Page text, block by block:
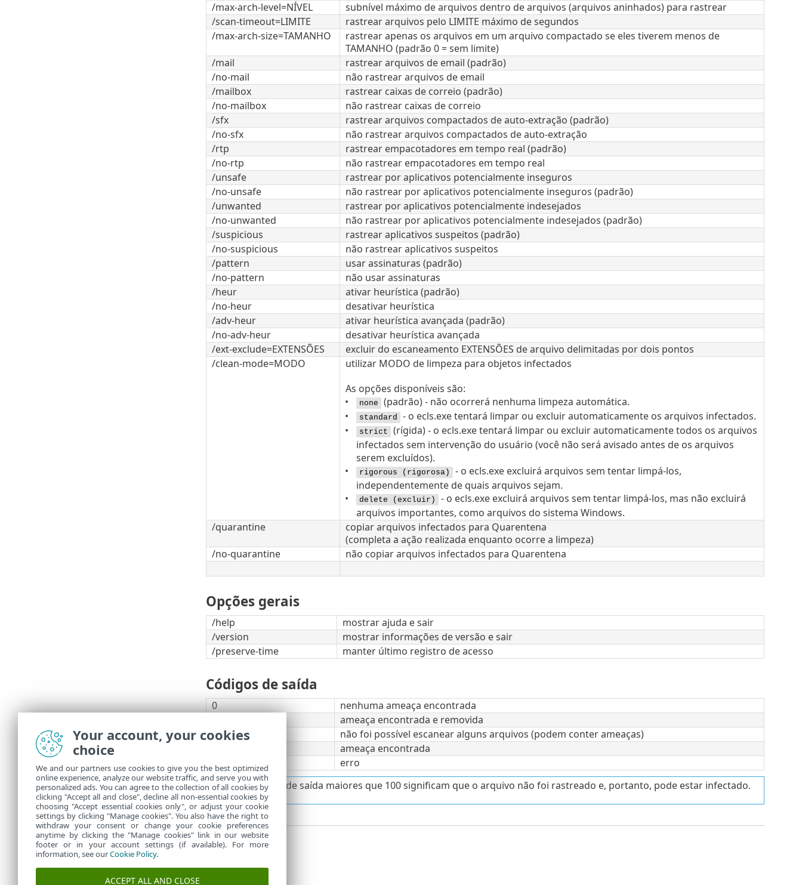
/max-arch-level=NÍVEL
subnível máximo de arquivos dentro de arquivos (arquivos aninhados) para rastrear
/scan-timeout=LIMITE
rastrear arquivos pelo LIMITE máximo de segundos
/max-arch-size=TAMANHO
rastrear apenas os arquivos em um arquivo compactado se eles tiverem menos de
TAMANHO (padrão 0 = sem limite)
/mail
rastrear arquivos de email (padrão)
/no-mail
não rastrear arquivos de email
/mailbox
rastrear caixas de correio (padrão)
/no-mailbox
não rastrear caixas de correio
/sfx
rastrear arquivos compactados de auto-extração (padrão)
/no-sfx
não rastrear arquivos compactados de auto-extração
/rtp
rastrear empacotadores em tempo real (padrão)
/no-rtp
não rastrear empacotadores em tempo real
/unsafe
rastrear por aplicativos potencialmente inseguros
/no-unsafe
não rastrear por aplicativos potencialmente inseguros (padrão)
/unwanted
rastrear por aplicativos potencialmente indesejados
/no-unwanted
não rastrear por aplicativos potencialmente indesejados (padrão)
/suspicious
rastrear aplicativos suspeitos (padrão)
/no-suspicious
não rastrear aplicativos suspeitos
/pattern
usar assinaturas (padrão)
/no-pattern
não usar assinaturas
/heur
ativar heurística (padrão)
/no-heur
desativar heurística
/adv-heur
ativar heurística avançada (padrão)
/no-adv-heur
desativar heurística avançada
/ext-exclude=EXTENSÕES
excluir do escaneamento EXTENSÕES de arquivo delimitadas por dois pontos
/clean-mode=MODO
utilizar MODO de limpeza para objetos infectados
As opções disponíveis são:
none (padrão) - não ocorrerá nenhuma limpeza automática.
standard - o ecls.exe tentará limpar ou excluir automaticamente os arquivos infectados.
strict (rígida) - o ecls.exe tentará limpar ou excluir automaticamente todos os arquivos
infectados sem intervenção do usuário (você não será avisado antes de os arquivos
serem excluídos).
rigorous (rigorosa) - o ecls.exe excluirá arquivos sem tentar limpá-los,
independentemente de quais arquivos sejam.
delete (excluir) - o ecls.exe excluirá arquivos sem tentar limpá-los, mas não excluirá
arquivos importantes, como arquivos do sistema Windows.
/quarantine
copiar arquivos infectados para Quarentena
(completa a ação realizada enquanto ocorre a limpeza)
/no-quarantine
não copiar arquivos infectados para Quarentena
Opções gerais
/help
mostrar ajuda e sair
/version
mostrar informações de versão e sair
/preserve-time
manter último registro de acesso
Códigos de saída
0
nenhuma ameaça encontrada
ameaça encontrada e removida
10
não foi possível escanear alguns arquivos (podem conter ameaças)
ameaça encontrada
100
erro
Os códigos de saída maiores que 100 significam que o arquivo não foi rastreado e, portanto, pode estar infectado.
Your account, your cookies
choice
We and our partners use cookies to give you the best optimized
online experience, analyze our website traffic, and serve you with
personalized ads. You can agree to the collection of all cookies by
clicking "Accept all and close", decline all non-essential cookies by
choosing "Accept essential cookies only", or adjust your cookie
settings by clicking "Manage cookies". You also have the right to
withdraw your consent or change your cookie preferences
anytime by clicking the "Manage cookies" link in our website
footer or in your account settings (if available). For more
information, see ourCookie Policy.
ACCEPT ALL AND CLOSE